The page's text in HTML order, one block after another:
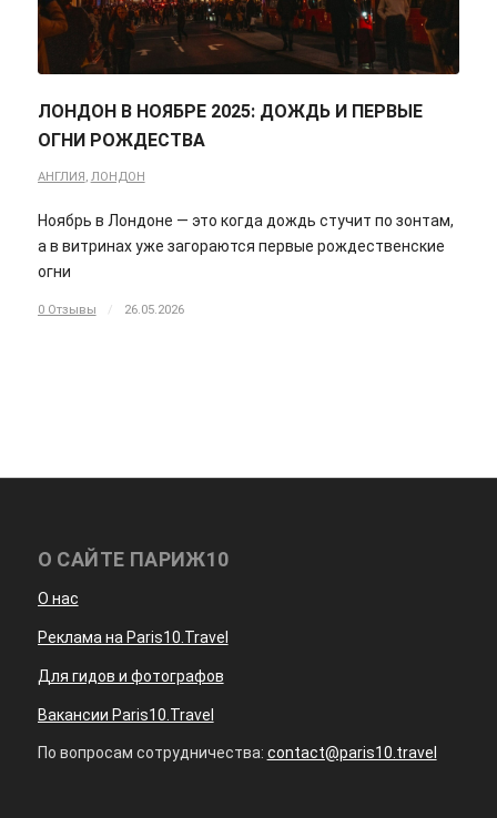
ЛОНДОН В НОЯБРЕ 2025: ДОЖДЬ И ПЕРВЫЕ
ОГНИ РОЖДЕСТВА
АНГЛИЯ, ЛОНДОН
Ноябрь в Лондоне — это когда дождь стучит по зонтам,
а в витринах уже загораются первые рождественские
огни
0 Отзывы / 26.05.2026
О САЙТЕ ПАРИЖ10
О нас
Реклама на Paris10.Travel
Для гидов и фотографов
Вакансии Paris10.Travel
По вопросам сотрудничества: contact@paris10.travel